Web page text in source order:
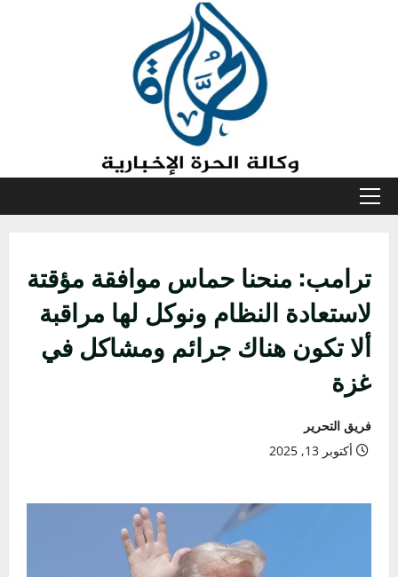
القائمة
ترامب: منحنا حماس موافقة مؤقتة
لاستعادة النظام ونوكل لها مراقبة
ألا تكون هناك جرائم ومشاكل في
غزة
فريق التحرير
أكتوبر 13, 2025